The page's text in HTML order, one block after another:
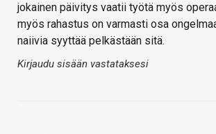
jokainen päivitys vaatii työtä myös
myös rahastus on varmasti osa
naiivia syyttää pelkästään sitä.
Kirjaudu sisään vastataksesi